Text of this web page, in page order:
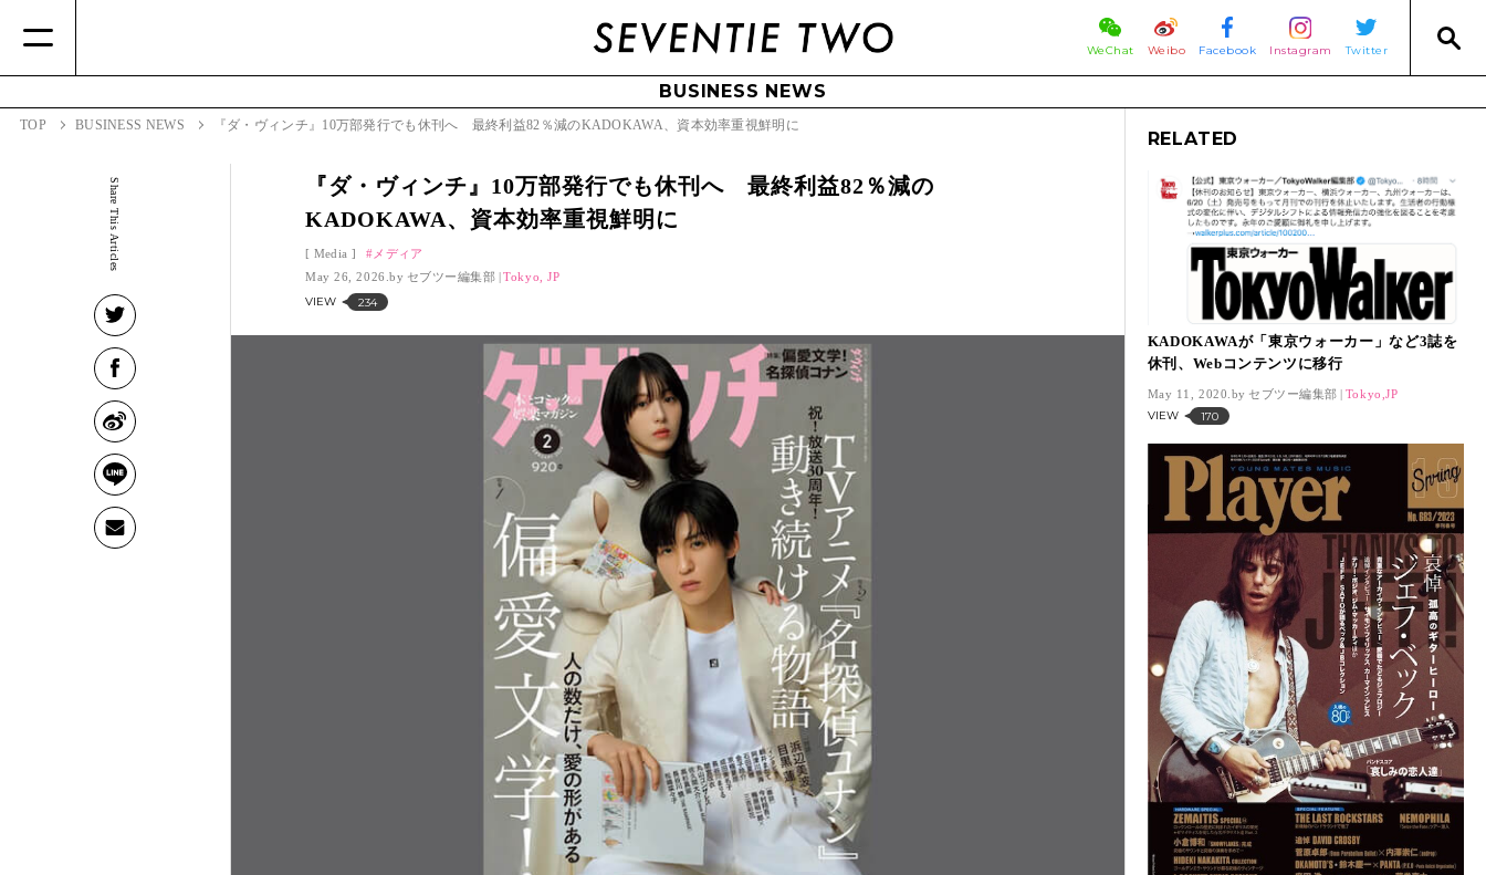
WeChat Weibo Facebook Instagram Twitter
BUSINESS NEWS
TOP BUSINESS NEWS 『ダ・ヴィンチ』10万部発行でも休刊へ 最終利益82％減のKADOKAWA、資本効率重視鮮明に
Share This Articles
『ダ・ヴィンチ』10万部発行でも休刊へ 最終利益82％減の
KADOKAWA、資本効率重視鮮明に
Media
メディア
May 26, 2026.
セブツー編集部 Tokyo, JP
VIEW 234
RELATED
KADOKAWAが「東京ウォーカー」など3誌を
休刊、Webコンテンツに移行
May 11, 2020. セブツー編集部 Tokyo,JP
VIEW 170